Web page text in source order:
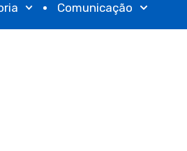
Comunicação